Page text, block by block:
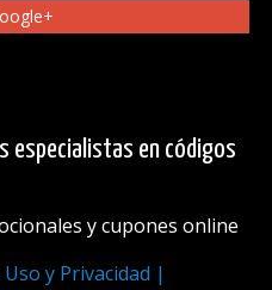
especialistas en códigos
y cupones online
y Privacidad |